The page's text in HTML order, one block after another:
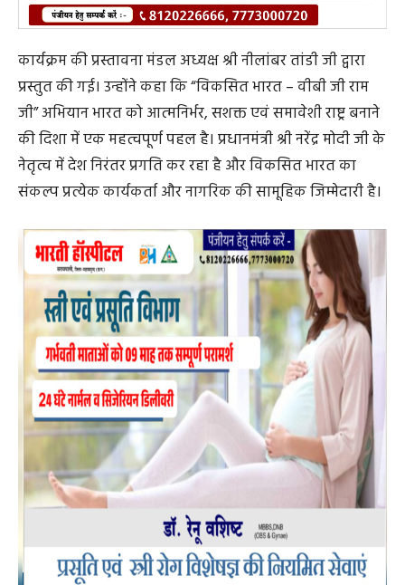
कार्यक्रम की प्रस्तावना मंडल अध्यक्ष श्री नीलांबर तांडी जी द्वारा
प्रस्तुत की गई। उन्होंने कहा कि “विकसित भारत – वीबी जी राम
जी” अभियान भारत को आत्मनिर्भर, सशक्त एवं समावेशी राष्ट्र बनाने
की दिशा में एक महत्वपूर्ण पहल है। प्रधानमंत्री श्री नरेंद्र मोदी जी के
संकल्प प्रत्येक कार्यकर्ता और नागरिक की सामूहिक जिम्मेदारी है।